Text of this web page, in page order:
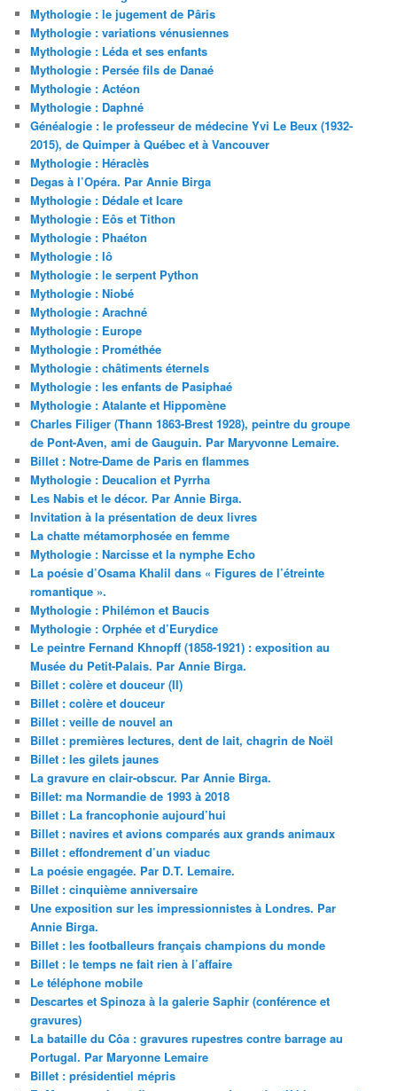
Mythologie : le jugement de Pâris
Mythologie : variations vénusiennes
Mythologie : Léda et ses enfants
Mythologie : Persée fils de Danaé
Mythologie : Actéon
Mythologie : Daphné
Généalogie : le professeur de médecine Yvi Le Beux (1932-
2015), de Quimper à Québec et à Vancouver
Mythologie : Héraclès
Degas à l’Opéra. Par Annie Birga
Mythologie : Dédale et Icare
Mythologie : Eôs et Tithon
Mythologie : Phaéton
Mythologie : Iô
Mythologie : le serpent Python
Mythologie : Niobé
Mythologie : Arachné
Mythologie : Europe
Mythologie : Prométhée
Mythologie : châtiments éternels
Mythologie : les enfants de Pasiphaé
Mythologie : Atalante et Hippomène
Charles Filiger (Thann 1863-Brest 1928), peintre du groupe
de Pont-Aven, ami de Gauguin. Par Maryvonne Lemaire.
Billet : Notre-Dame de Paris en flammes
Mythologie : Deucalion et Pyrrha
Les Nabis et le décor. Par Annie Birga.
Invitation à la présentation de deux livres
La chatte métamorphosée en femme
Mythologie : Narcisse et la nymphe Echo
La poésie d’Osama Khalil dans « Figures de l’étreinte
romantique ».
Mythologie : Philémon et Baucis
Mythologie : Orphée et d’Eurydice
Le peintre Fernand Khnopff (1858-1921) : exposition au
Musée du Petit-Palais. Par Annie Birga.
Billet : colère et douceur (II)
Billet : colère et douceur
Billet : veille de nouvel an
Billet : premières lectures, dent de lait, chagrin de Noël
Billet : les gilets jaunes
La gravure en clair-obscur. Par Annie Birga.
Billet: ma Normandie de 1993 à 2018
Billet : La francophonie aujourd’hui
Billet : navires et avions comparés aux grands animaux
Billet : effondrement d’un viaduc
La poésie engagée. Par D.T. Lemaire.
Billet : cinquième anniversaire
Une exposition sur les impressionnistes à Londres. Par
Annie Birga.
Billet : les footballeurs français champions du monde
Billet : le temps ne fait rien à l’affaire
Le téléphone mobile
Descartes et Spinoza à la galerie Saphir (conférence et
gravures)
La bataille du Côa : gravures rupestres contre barrage au
Portugal. Par Maryonne Lemaire
Billet : présidentiel mépris